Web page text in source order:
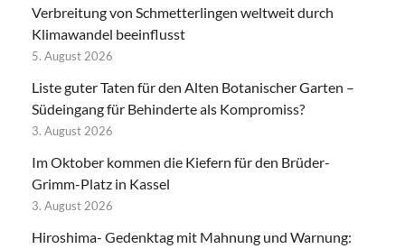
Verbreitung von Schmetterlingen weltweit durch
Klimawandel beeinflusst
5. August 2026
Liste guter Taten für den Alten Botanischer Garten –
Südeingang für Behinderte als Kompromiss?
3. August 2026
Im Oktober kommen die Kiefern für den Brüder-
Grimm-Platz in Kassel
3. August 2026
Hiroshima- Gedenktag mit Mahnung und Warnung: